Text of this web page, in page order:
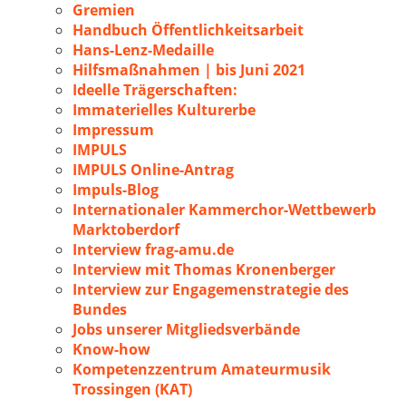
Gremien
Handbuch Öffentlichkeitsarbeit
Hans-Lenz-Medaille
Hilfsmaßnahmen | bis Juni 2021
Ideelle Trägerschaften:
Immaterielles Kulturerbe
Impressum
IMPULS
IMPULS Online-Antrag
Impuls-Blog
Internationaler Kammerchor-Wettbewerb
Marktoberdorf
Interview frag-amu.de
Interview mit Thomas Kronenberger
Interview zur Engagemenstrategie des
Bundes
Jobs unserer Mitgliedsverbände
Know-how
Kompetenzzentrum Amateurmusik
Trossingen (KAT)